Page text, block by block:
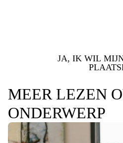
JA, IK WIL
MEER LEZEN
ONDERWERP